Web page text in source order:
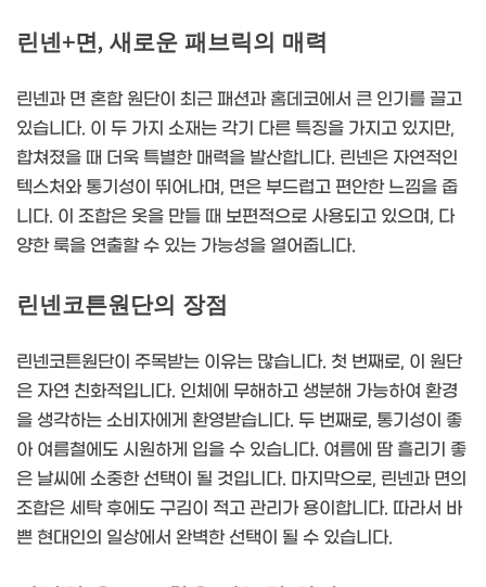
린넨+면, 새로운 패브릭의 매력
린넨과 면 혼합 원단이 최근 패션과 홈데코에서 큰 인기를 끌고
있습니다. 이 두 가지 소재는 각기 다른 특징을 가지고 있지만,
합쳐졌을 때 더욱 특별한 매력을 발산합니다. 린넨은 자연적인
텍스처와 통기성이 뛰어나며, 면은 부드럽고 편안한 느낌을 줍
니다. 이 조합은 옷을 만들 때 보편적으로 사용되고 있으며, 다
양한 룩을 연출할 수 있는 가능성을 열어줍니다.
린넨코튼원단의 장점
린넨코튼원단이 주목받는 이유는 많습니다. 첫 번째로, 이 원단
은 자연 친화적입니다. 인체에 무해하고 생분해 가능하여 환경
을 생각하는 소비자에게 환영받습니다. 두 번째로, 통기성이 좋
아 여름철에도 시원하게 입을 수 있습니다. 여름에 땀 흘리기 좋
은 날씨에 소중한 선택이 될 것입니다. 마지막으로, 린넨과 면의
조합은 세탁 후에도 구김이 적고 관리가 용이합니다. 따라서 바
쁜 현대인의 일상에서 완벽한 선택이 될 수 있습니다.